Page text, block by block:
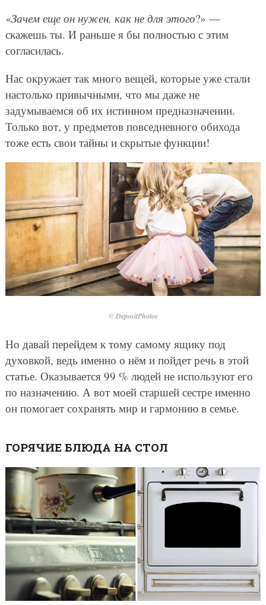
«Зачем еще он нужен, как не для этого?» —
скажешь ты. И раньше я бы полностью с этим
согласилась.
Нас окружает так много вещей, которые уже стали
настолько привычными, что мы даже не
задумываемся об их истинном предназначении.
Только вот, у предметов повседневного обихода
тоже есть свои тайны и скрытые функции!
© DepositPhotos
Но давай перейдем к тому самому ящику под
духовкой, ведь именно о нём и пойдет речь в этой
статье. Оказывается 99 % людей не используют его
по назначению. А вот моей старшей сестре именно
он помогает сохранять мир и гармонию в семье.
ГОРЯЧИЕ БЛЮДА НА СТОЛ